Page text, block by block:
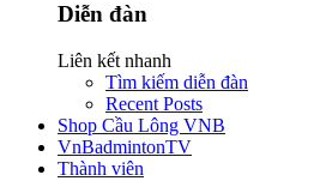
Diễn đàn
Liên kết nhanh
Tìm kiếm diễn đàn
Recent Posts
Shop Cầu Lông VNB
VnBadmintonTV
Thành viên